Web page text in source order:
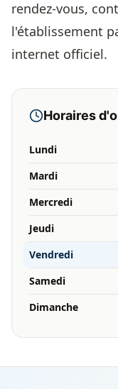
rendez-vous,
l'établissement
internet officiel.
Horaires
Lundi
Mardi
Mercredi
Jeudi
Vendredi
Samedi
Dimanche